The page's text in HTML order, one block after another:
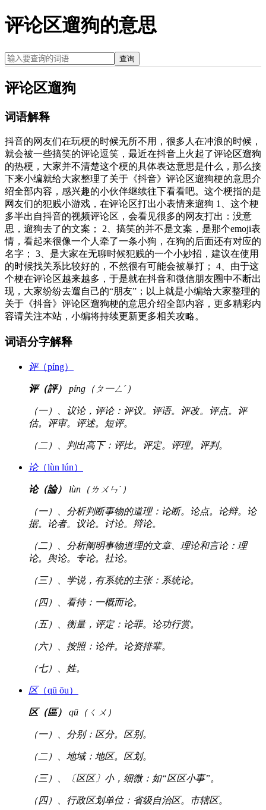
评论区遛狗的意思
查询
评论区遛狗
词语解释
抖音的网友们在玩梗的时候无所不用，很多人在冲浪的时候，
就会被一些搞笑的评论逗笑，最近在抖音上火起了评论区遛狗
的热梗，大家并不清楚这个梗的具体表达意思是什么，那么接
下来小编就给大家整理了关于《抖音》评论区遛狗梗的意思介
绍全部内容，感兴趣的小伙伴继续往下看看吧。这个梗指的是
网友们的犯贱小游戏，在评论区打出小表情来遛狗 1、这个梗
多半出自抖音的视频评论区，会看见很多的网友打出：没意
思，遛狗去了的文案； 2、搞笑的并不是文案，是那个emoji表
情，看起来很像一个人牵了一条小狗，在狗的后面还有对应的
名字； 3、是大家在无聊时候犯贱的一个小妙招，建议在使用
的时候找关系比较好的，不然很有可能会被暴打； 4、由于这
个梗在评论区越来越多，于是就在抖音和微信朋友圈中不断出
现，大家纷纷去遛自己的“朋友”；以上就是小编给大家整理的
关于《抖音》评论区遛狗梗的意思介绍全部内容，更多精彩内
容请关注本站，小编将持续更新更多相关攻略。
词语分字解释
评（píng）
评（評） píng（ㄆ一ㄥˊ）
（一）、议论，评论：评议。评语。评改。评点。评
估。评审。评述。短评。
（二）、判出高下：评比。评定。评理。评判。
论（lùn lún）
论（論） lùn（ㄌㄨㄣˋ）
（一）、分析判断事物的道理：论断。论点。论辩。论
据。论者。议论。讨论。辩论。
（二）、分析阐明事物道理的文章、理论和言论：理
论。舆论。专论。社论。
（三）、学说，有系统的主张：系统论。
（四）、看待：一概而论。
（五）、衡量，评定：论罪。论功行赏。
（六）、按照：论件。论资排辈。
（七）、姓。
区（qū ōu）
区（區） qū（ㄑㄨ）
（一）、分别：区分。区别。
（二）、地域：地区。区划。
（三）、〔区区〕小，细微：如“区区小事”。
（四）、行政区划单位：省级自治区。市辖区。